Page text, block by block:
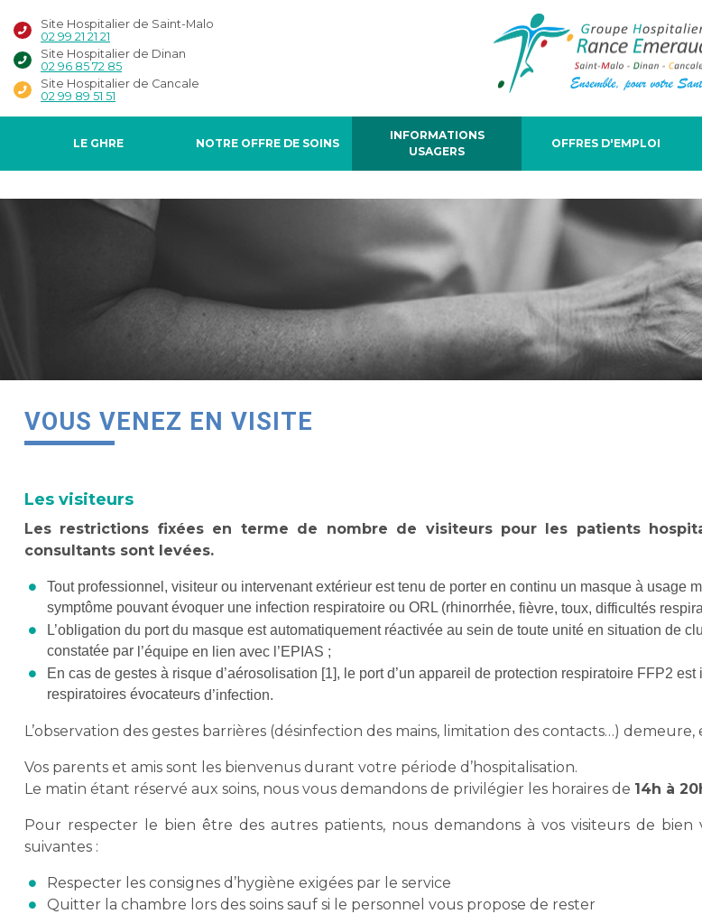
Site Hospitalier de Saint-Malo
02 99 21 21 21
Site Hospitalier de Dinan
02 96 85 72 85
Site Hospitalier de Cancale
02 99 89 51 51
LE GHRE NOTRE OFFRE DE SOINS
INFORMATIONS
USAGERS
OFFRES D'EMPLOI
VOUS VENEZ EN VISITE
Les visiteurs
Les restrictions fixées en terme de nombre de visiteurs pour les patients
consultants sont levées.
Tout professionnel, visiteur ou intervenant extérieur est tenu de porter en continu un masque à usage
symptôme pouvant évoquer une infection respiratoire ou ORL (rhinorrhée, fièvre, toux, difficultés
L’obligation du port du masque est automatiquement réactivée au sein de toute unité en situation de
constatée par l’équipe en lien avec l’EPIAS ;
En cas de gestes à risque d’aérosolisation [1], le port d’un appareil de protection respiratoire FFP2 est
respiratoires évocateurs d’infection.
L’observation des gestes barrières (désinfection des mains, limitation des contacts…)
Vos parents et amis sont les bienvenus durant votre période d’hospitalisation.
Le matin étant réservé aux soins, nous vous demandons de privilégier les horaires de 14h à
Pour respecter le bien être des autres patients, nous demandons à vos visiteurs de bien
suivantes :
Respecter les consignes d’hygiène exigées par le service
Quitter la chambre lors des soins sauf si le personnel vous propose de rester